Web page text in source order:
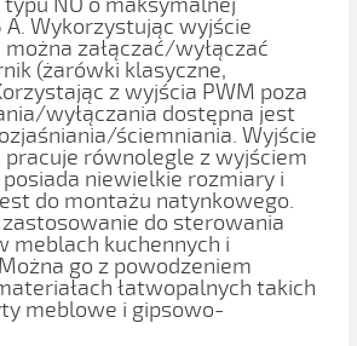
A. Wykorzystując wyjście
załączać/wyłączać
(żarówki klasyczne,
z wyjścia PWM poza
wyłączania dostępna jest
ściemniania. Wyjście
równolegle z wyjściem
posiada niewielkie rozmiary i
do montażu natynkowego.
zastosowanie do sterowania
meblach kuchennych i
go z powodzeniem
łatwopalnych takich
meblowe i gipsowo-